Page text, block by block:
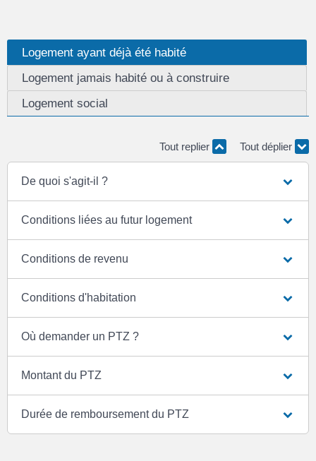
Logement ayant déjà été habité
Logement jamais habité ou à construire
Logement social
Tout replier Tout déplier
De quoi s'agit-il ?
Conditions liées au futur logement
Conditions de revenu
Conditions d'habitation
Où demander un PTZ ?
Montant du PTZ
Durée de remboursement du PTZ